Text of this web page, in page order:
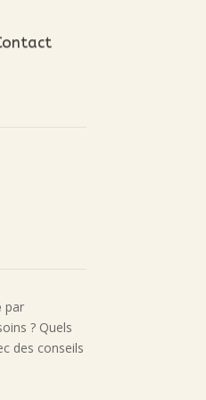
par
? Quels
des conseils